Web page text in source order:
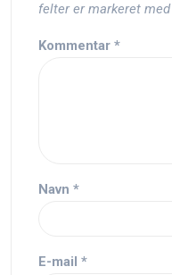
felter er markeret med
Kommentar *
Navn *
E-mail *